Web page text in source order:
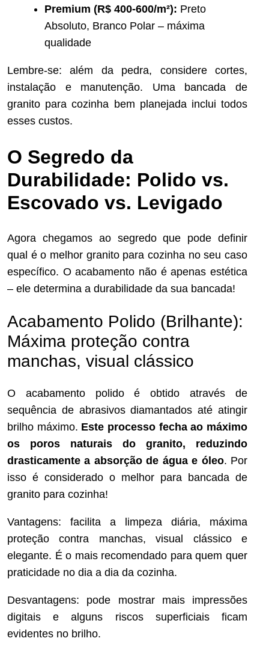
Premium (R$ 400-600/m²): Preto
Absoluto, Branco Polar – máxima
qualidade
Lembre-se: além da pedra, considere cortes,
instalação e manutenção. Uma bancada de
granito para cozinha bem planejada inclui todos
esses custos.
O Segredo da
Durabilidade: Polido vs.
Escovado vs. Levigado
Agora chegamos ao segredo que pode definir
qual é o melhor granito para cozinha no seu caso
específico. O acabamento não é apenas estética
– ele determina a durabilidade da sua bancada!
Acabamento Polido (Brilhante):
Máxima proteção contra
manchas, visual clássico
O acabamento polido é obtido através de
sequência de abrasivos diamantados até atingir
brilho máximo. Este processo fecha ao máximo
os poros naturais do granito, reduzindo
drasticamente a absorção de água e óleo. Por
isso é considerado o melhor para bancada de
granito para cozinha!
Vantagens: facilita a limpeza diária, máxima
proteção contra manchas, visual clássico e
elegante. É o mais recomendado para quem quer
praticidade no dia a dia da cozinha.
Desvantagens: pode mostrar mais impressões
digitais e alguns riscos superficiais ficam
evidentes no brilho.